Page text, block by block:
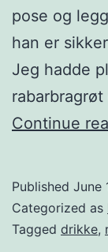
pose og
han er
Jeg hadde
Continue
Published June
Categorized as
Tagged drikke,